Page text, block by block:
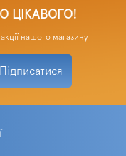
ЦІКАВОГО!
нашого магазину
Підписатися